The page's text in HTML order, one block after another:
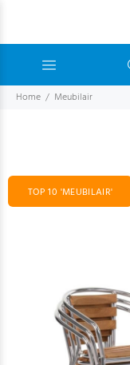
Home Meubilair
TOP 10 'MEUBILAIR'